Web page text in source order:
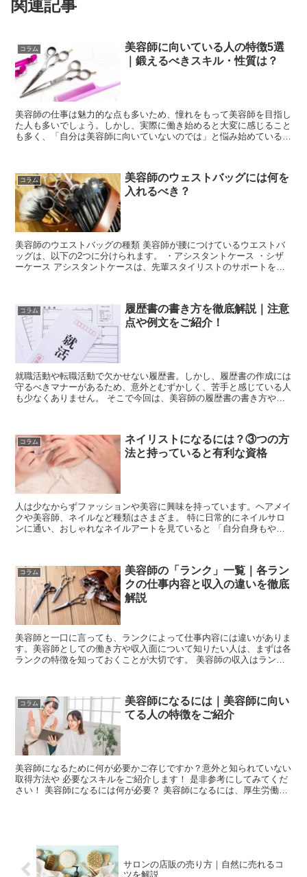
関連記事
コラム
美容師に向いている人の特徴5選
｜鍛えるべきスキル・性質は？
美容師の仕事は魅力的な点も多いため、憧れをもって美容師を目指し
た人も多いでしょう。しかし、実際に働き始めると大変に感じること
も多く、「自分は美容師に向いていないのでは」と悩み始めている人
コラム
美容師のウェストバッグには何を
入れるべき？
美容師のウエストバッグの種類 美容師が腰につけているウエストバ
ッグは、以下の2つに分けられます。 ・アシスタントケース ・シザ
ーケース アシスタントケースは、先輩スタイリストのサポートをす
コラム
履歴書の書き方を徹底解説｜注意
点や例文をご紹介！
就職活動や転職活動で欠かせない履歴書。しかし、履歴書の作成には
守るべきマナーがあるため、意外とむずかしく、苦手と感じている人
も少なくありません。 そこで今回は、美容師の履歴書の書き方や志
コラム
ネイリストになるには？③つの方
法と持っていると有利な資格
人は少なからずファッションや美容に興味を持っています。ヘアメイ
クや美容師、ネイルなど種類はさまざま。 特に日常的にネイルサロ
ンに通い、おしゃれなネイルアートを見ていると 「自分自身もやっ
コラム
美容師の「ランク」一覧｜各ラン
クの仕事内容と収入の違いを徹底
解説
美容師と一口に言っても、ランクによって仕事内容には違いがありま
す。美容師としての働き方や収入面について知りたい人は、まずは各
ランクの特徴を知っておくことが大切です。 美容師の収入はランク
コラム
美容師になるには｜美容師に向い
てる人の特徴をご紹介
美容師になるために何が必要かご存じですか？意外と知られていない
取得方法や 必要なスキルをご紹介します！ 是非参考にしてみてくだ
さい！ 美容師になるには何が必要？ 美容師になるには、厚生労働大
サロンの店販の売り方｜自然に売れるコ
ツを解説